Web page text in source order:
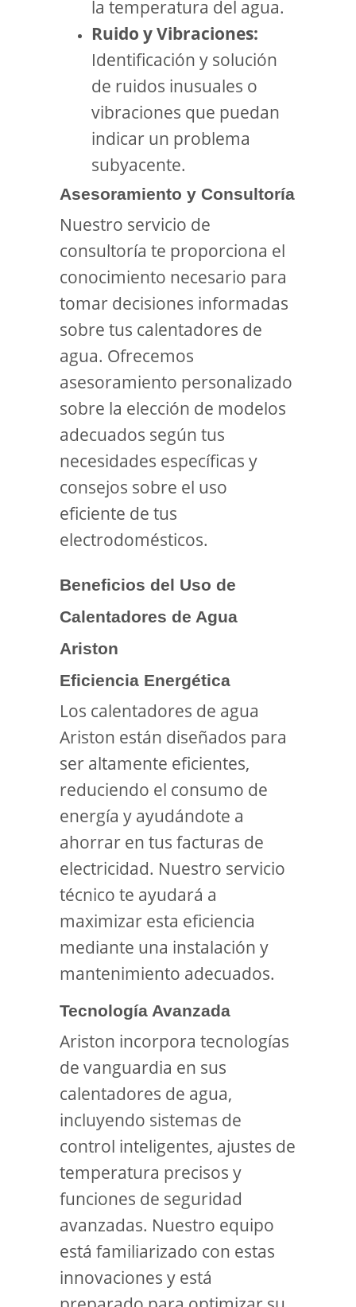
la temperatura del agua.
Ruido y Vibraciones:
Identificación y solución
de ruidos inusuales o
vibraciones que puedan
indicar un problema
subyacente.
Asesoramiento y Consultoría
Nuestro servicio de
consultoría te proporciona el
conocimiento necesario para
tomar decisiones informadas
sobre tus calentadores de
agua. Ofrecemos
asesoramiento personalizado
sobre la elección de modelos
adecuados según tus
necesidades específicas y
consejos sobre el uso
eficiente de tus
electrodomésticos.
Beneficios del Uso de
Calentadores de Agua
Ariston
Eficiencia Energética
Los calentadores de agua
Ariston están diseñados para
ser altamente eficientes,
reduciendo el consumo de
energía y ayudándote a
ahorrar en tus facturas de
electricidad. Nuestro servicio
técnico te ayudará a
maximizar esta eficiencia
mediante una instalación y
mantenimiento adecuados.
Tecnología Avanzada
Ariston incorpora tecnologías
de vanguardia en sus
calentadores de agua,
incluyendo sistemas de
control inteligentes, ajustes de
temperatura precisos y
funciones de seguridad
avanzadas. Nuestro equipo
está familiarizado con estas
innovaciones y está